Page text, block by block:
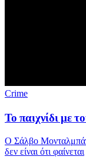
Crime
Το παιχνίδι με
Ο Σάλβο
δεν είναι ότι φαίνεται